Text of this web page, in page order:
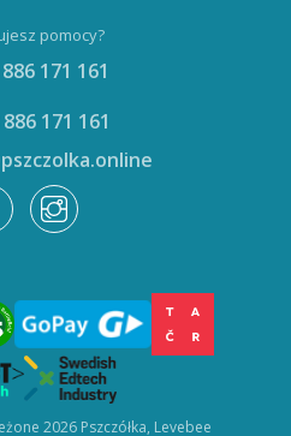
pomocy?
171 161
171 161
2026 Pszczółka, Levebee